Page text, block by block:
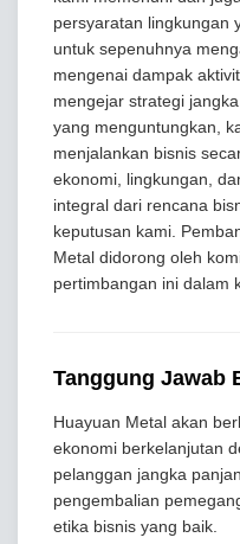
persyaratan lingkungan
untuk sepenuhnya
mengenai dampak
mengejar strategi
yang menguntungkan,
menjalankan bisnis
ekonomi, lingkungan,
integral dari rencana
keputusan kami.
Metal didorong oleh
pertimbangan ini dalam
Tanggung Jawab
Huayuan Metal akan
ekonomi berkelanjutan
pelanggan jangka
pengembalian
etika bisnis yang baik.